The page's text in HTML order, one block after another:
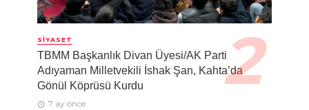
SIYASET
TBMM Başkanlık Divan Üyesi/AK Parti
Adıyaman Milletvekili İshak Şan, Kahta’da
Gönül Köprüsü Kurdu
7 ay önce